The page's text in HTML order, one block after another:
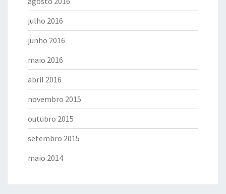
julho 2016
junho 2016
maio 2016
abril 2016
novembro 2015
outubro 2015
setembro 2015
maio 2014